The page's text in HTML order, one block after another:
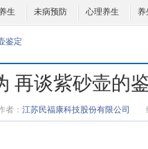
生 未病预防 心理养生 养
鉴定
再谈紫砂壶的
者： 江苏民福康科技股份有限公司